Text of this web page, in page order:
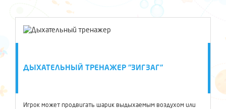
ДЫХАТЕЛЬНЫЙ ТРЕНАЖЕР "ЗИГЗАГ"
Игрок может продвигать шарик выдыхаемым воздухом или